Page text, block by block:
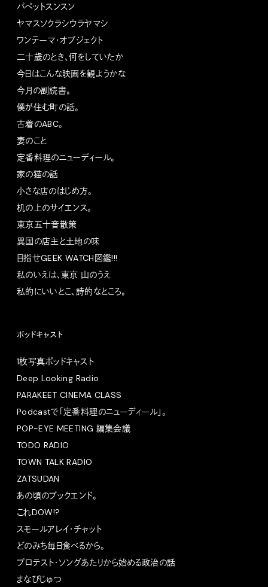
パペットスンスン
ヤマスソクラシウラヤマシ
ワンテーマ・オブジェクト
二十歳のとき、何をしていたか
今日はこんな映画を観ようかな
今月の副読書。
僕が住む町の話。
古着のABC。
妻のこと
定番料理のニューディール。
家の猫の話
小さな店のはじめ方。
机の上のサイエンス。
東京五十音散策
異国の店主と土地の味
目指せGEEK WATCH図鑑!!!
私のいえは、東京 山のうえ
私的にいいとこ、詩的なところ。
ポッドキャスト
1枚写真ポッドキャスト
Deep Looking Radio
PARAKEET CINEMA CLASS
Podcastで「定番料理のニューディール」。
POP-EYE MEETING 編集会議
TODO RADIO
TOWN TALK RADIO
ZATSUDAN
あの頃のブックエンド。
これDOW!?
スモールアレイ・チャット
どのみち毎日食べるから。
プロテスト・ソングあたりから始める政治の話
まなびじゅつ